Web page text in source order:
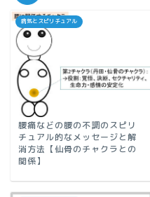
病気とスピリチュアル
腰痛などの腰の不調のスピリ
チュアル的なメッセージと解
消方法【仙骨のチャクラとの
関係】